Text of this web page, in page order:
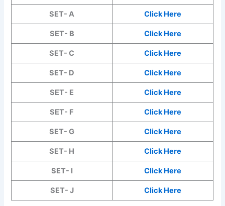
SET- A Click Here
SET- B Click Here
SET- C Click Here
SET- D Click Here
SET- E Click Here
SET- F Click Here
SET- G Click Here
SET- H Click Here
SET- I Click Here
SET- J Click Here